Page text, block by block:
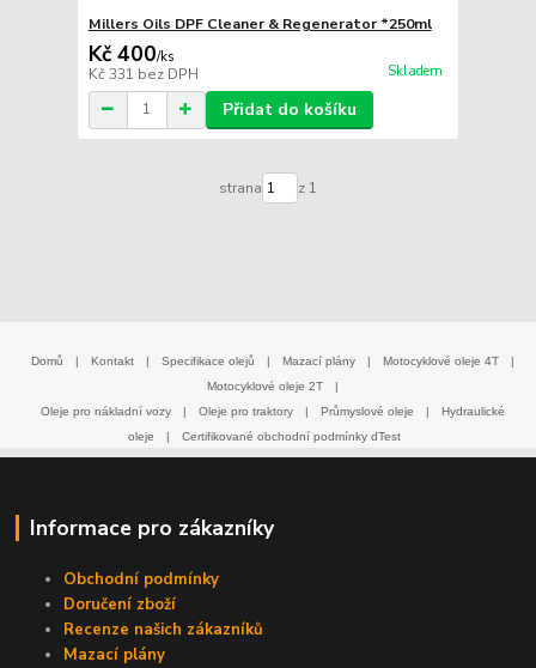
Millers Oils DPF Cleaner & Regenerator *250ml
Kč 400/ks
Kč 331 bez DPH Skladem
Přidat do košíku
strana z 1
Domů | Kontakt | Specifikace olejů | Mazací plány | Motocyklové oleje 4T
|
Motocyklové oleje 2T
|
Oleje pro nákladní vozy
| Oleje pro traktory | Průmyslové oleje |
Hydraulické
oleje
| Certifikované obchodní podmínky dTest
Informace pro zákazníky
Obchodní podmínky
Doručení zboží
Recenze našich zákazníků
Mazací plány